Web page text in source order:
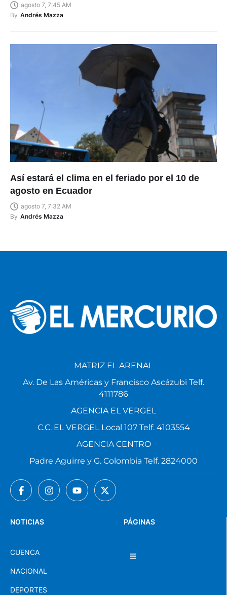
agosto 7, 7:45 AM
By Andrés Mazza
Así estará el clima en el feriado por el 10 de
agosto en Ecuador
agosto 7, 7:32 AM
By Andrés Mazza
PÁGINAS
NOTICIAS
CUENCA
NACIONAL
DEPORTES
MATRIZ EL ARENAL
Av. De Las Américas y Francisco Ascázubi Telf.
4111786
AGENCIA EL VERGEL
C.C. EL VERGEL Local 107 Telf. 4103554
AGENCIA CENTRO
Padre Aguirre y G. Colombia Telf. 2824000